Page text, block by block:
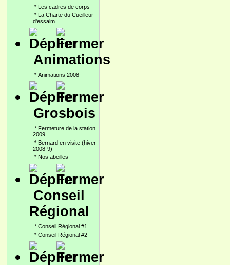
* Les cadres de corps
* La Charte du Cueilleur
d'essaim
Animations
* Animations 2008
Grosbois
* Fermeture de la station
2009
* Bernard en visite (hiver
2008-9)
* Nos abeilles
Conseil
Régional
* Conseil Régional #1
* Conseil Régional #2